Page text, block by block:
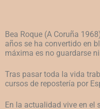
Bea Roque (A Coruña
años se ha convertido en
máxima es no guardarse
Tras pasar toda la vida
cursos de repostería por
En la actualidad vive en el